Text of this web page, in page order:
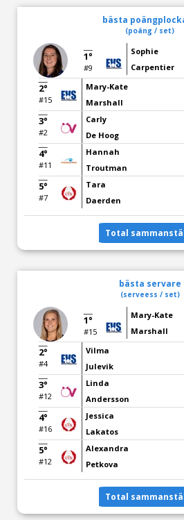
bästa
(poäng / set)
1°
#9
Sophie
Carpentier
2°
#15
Mary-Kate
Marshall
3°
#2
Carly
De Hoog
4°
#11
Hannah
Troutman
5°
#7
Tara
Daerden
Total
bästa servare
(serveess / set)
1°
#15
Mary-Kate
Marshall
2°
#4
Vilma
Julevik
3°
#12
Linda
Andersson
4°
#16
Jessica
Lakatos
5°
#12
Alexandra
Petkova
Total